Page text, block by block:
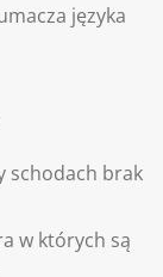
języka
schodach brak
w których są